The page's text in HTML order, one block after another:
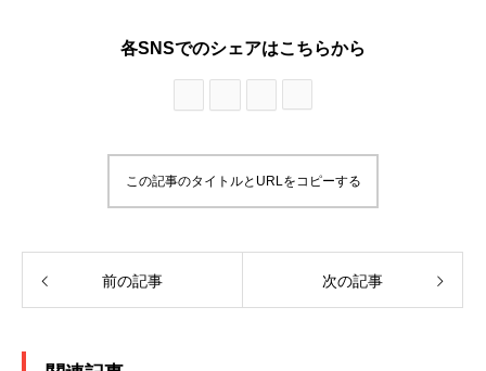
各SNSでのシェアはこちらから
この記事のタイトルとURLをコピーする
前の記事 次の記事